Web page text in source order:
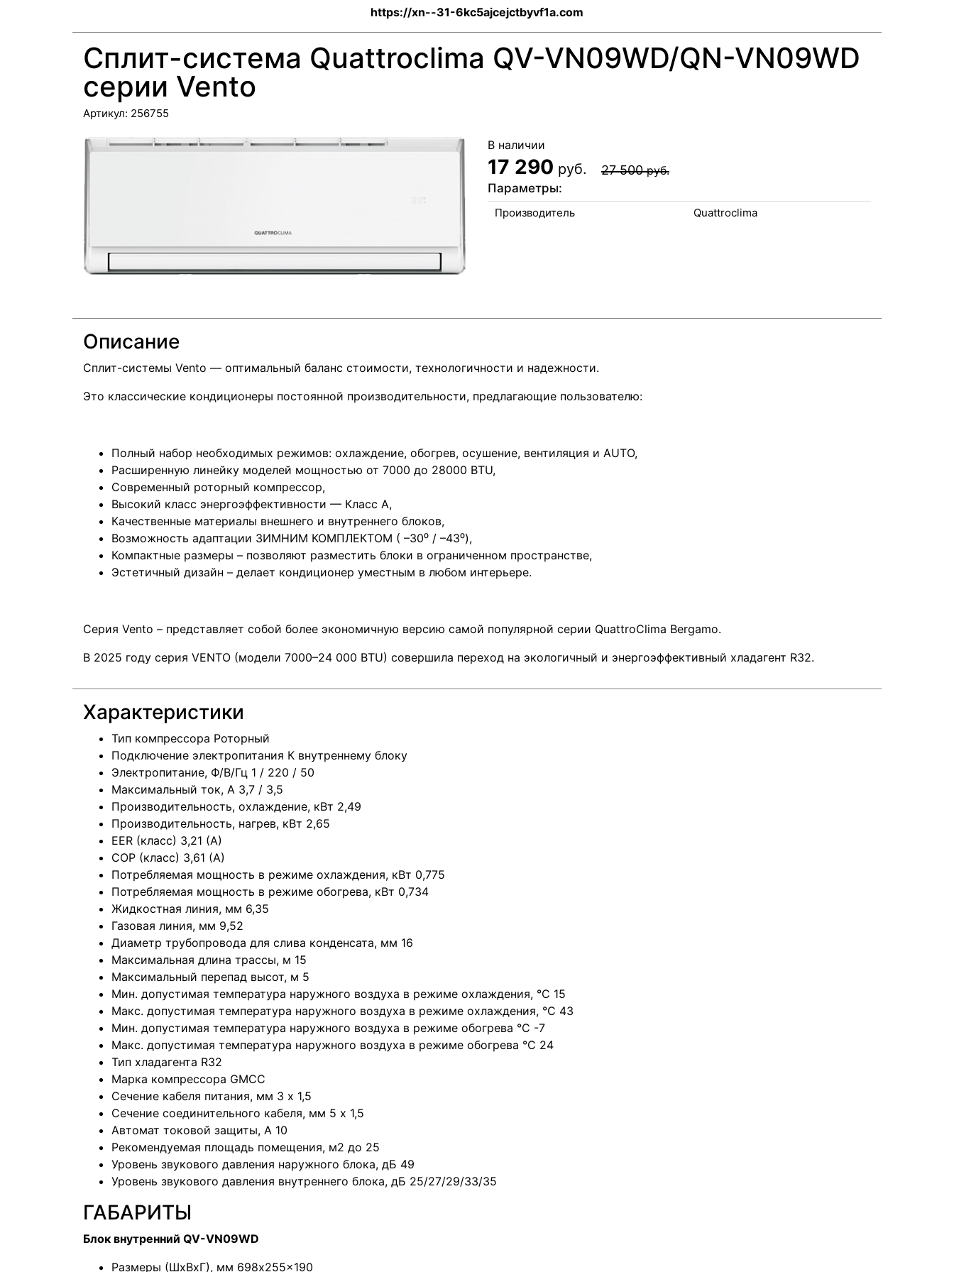
https://xn--31-6kc5ajcejctbyvf1a.com
Сплит-система Quattroclima QV-VN09WD/QN-VN09WD
серии Vento
Артикул: 256755
В наличии
17 290 руб. 27 500руб.
Параметры:
Производитель Quattroclima
Описание
Сплит-системы Vento — оптимальный баланс стоимости, технологичности и надежности.
Это классические кондиционеры постоянной производительности, предлагающие пользователю:
Полный набор необходимых режимов: охлаждение, обогрев, осушение, вентиляция и AUTO,
Расширенную линейку моделей мощностью от 7000 до 28000 BTU,
Современный роторный компрессор,
Высокий класс энергоэффективности — Класс A,
Качественные материалы внешнего и внутреннего блоков,
Возможность адаптации ЗИМНИМ КОМПЛЕКТОМ ( –30⁰ / –43⁰),
Компактные размеры – позволяют разместить блоки в ограниченном пространстве,
Эстетичный дизайн – делает кондиционер уместным в любом интерьере.
Серия Vento – представляет собой более экономичную версию самой популярной серии QuattroClima Bergamo.
В 2025 году серия VENTO (модели 7000–24 000 BTU) совершила переход на экологичный и энергоэффективный хладагент R32.
Характеристики
Тип компрессора Роторный
Подключение электропитания К внутреннему блоку
Электропитание, Ф/В/Гц 1 / 220 / 50
Максимальный ток, А 3,7 / 3,5
Производительность, охлаждение, кВт 2,49
Производительность, нагрев, кВт 2,65
EER (класс) 3,21 (A)
COP (класс) 3,61 (A)
Потребляемая мощность в режиме охлаждения, кВт 0,775
Потребляемая мощность в режиме обогрева, кВт 0,734
Жидкостная линия, мм 6,35
Газовая линия, мм 9,52
Диаметр трубопровода для слива конденсата, мм 16
Максимальная длина трассы, м 15
Максимальный перепад высот, м 5
Мин. допустимая температура наружного воздуха в режиме охлаждения, °С 15
Макс. допустимая температура наружного воздуха в режиме охлаждения, °С 43
Мин. допустимая температура наружного воздуха в режиме обогрева °С -7
Макс. допустимая температура наружного воздуха в режиме обогрева °С 24
Тип хладагента R32
Марка компрессора GMCC
Сечение кабеля питания, мм 3 х 1,5
Сечение соединительного кабеля, мм 5 х 1,5
Автомат токовой защиты, A 10
Рекомендуемая площадь помещения, м2 до 25
Уровень звукового давления наружного блока, дБ 49
Уровень звукового давления внутреннего блока, дБ 25/27/29/33/35
ГАБАРИТЫ
Блок внутренний QV-VN09WD
Размеры (ШхВхГ), мм 698x255x190